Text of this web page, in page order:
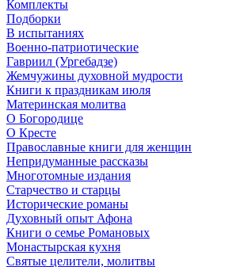
Комплекты
Подборки
В испытаниях
Военно-патриотические
Гавриил (Ургебадзе)
Жемчужины духовной мудрости
Книги к праздникам июля
Материнская молитва
О Богородице
О Кресте
Православные книги для женщин
Непридуманные рассказы
Многотомные издания
Старчество и старцы
Исторические романы
Духовный опыт Афона
Книги о семье Романовых
Монастырская кухня
Святые целители, молитвы